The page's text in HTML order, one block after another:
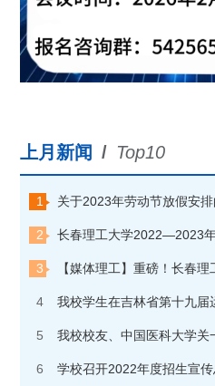
上月新闻 / Top10
1 关于2023年劳动节放假安
2
3
4
5 我校校友、中国医科大学关
6 学校召开2022年度招生宣